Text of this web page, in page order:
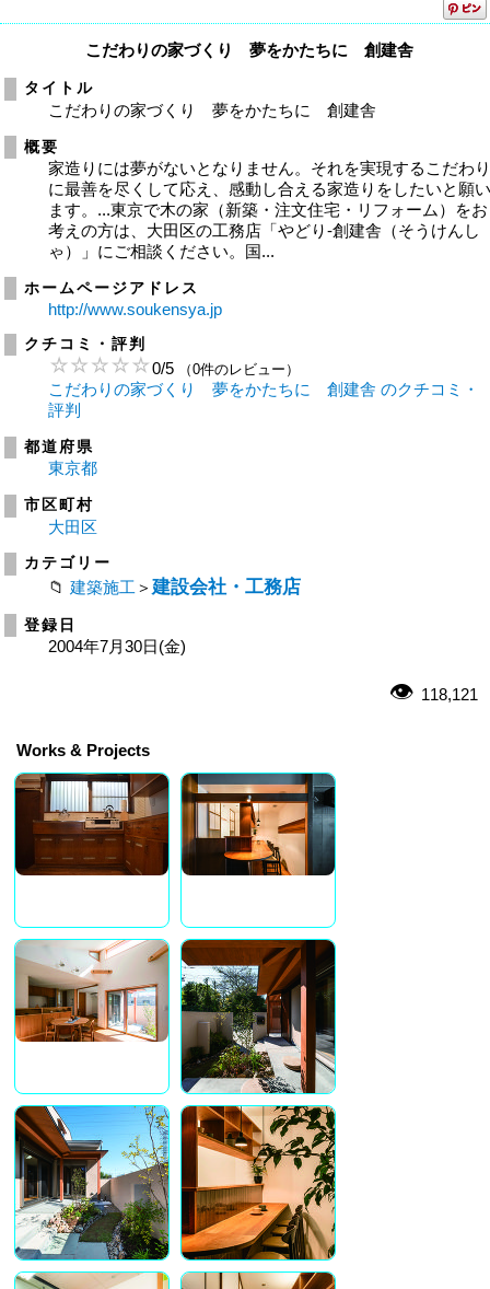
こだわりの家づくり 夢をかたちに 創建舎
タイトル
こだわりの家づくり 夢をかたちに 創建舎
概要
家造りには夢がないとなりません。それを実現するこだわ
に最善を尽くして応え、感動し合える家造りをしたいと願
ます。...東京で木の家（新築・注文住宅・リフォーム）をお
考えの方は、大田区の工務店「やどり-創建舎（そうけんし
ゃ）」にご相談ください。国...
ホームページアドレス
http://www.soukensya.jp
クチコミ・評判
0/5 （0件のレビュー）
こだわりの家づくり 夢をかたちに 創建舎 のクチコミ・
評判
都道府県
東京都
市区町村
大田区
カテゴリー
建築施工 ＞ 建設会社・工務店
登録日
2004年7月30日(金)
118,121
Works & Projects